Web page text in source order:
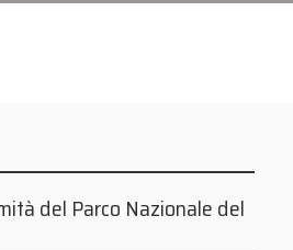
del Parco Nazionale del